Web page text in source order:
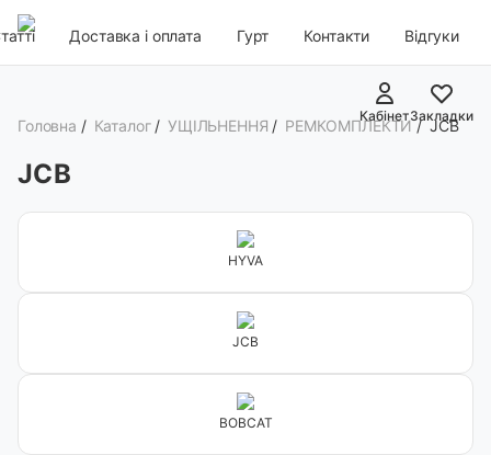
Доставка і оплата Гурт Контакти Відгуки
КабінетЗакладки
Головна / Каталог /УЩІЛЬНЕННЯ / РЕМКОМПЛЕКТИ /JCB
JCB
HYVA
JCB
BOBCAT